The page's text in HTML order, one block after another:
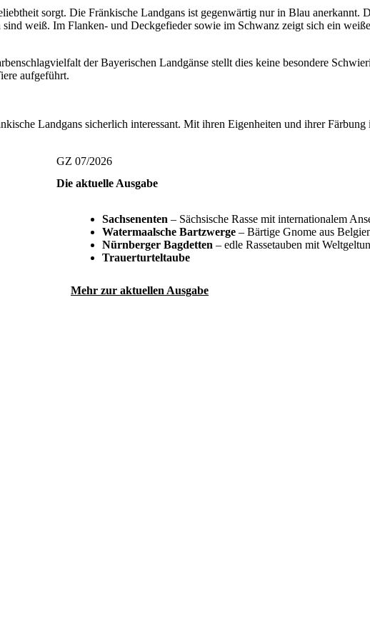
sorgt. Die Fränkische Landgans ist gegenwärtig nur in Blau anerkannt.
weiß. Im Flanken- und Deckgefieder sowie im Schwanz zeigt sich ein
der Bayerischen Landgänse stellt dies keine besondere
aufgeführt.
Landgans sicherlich interessant. Mit ihren Eigenheiten und ihrer
GZ 07/2026
Die aktuelle Ausgabe
Sachsenenten – Sächsische Rasse mit internationalem
Watermaalsche Bartzwerge – Bärtige Gnome aus
Nürnberger Bagdetten – edle Rassetauben mit
Trauerturteltaube
Mehr zur aktuellen Ausgabe